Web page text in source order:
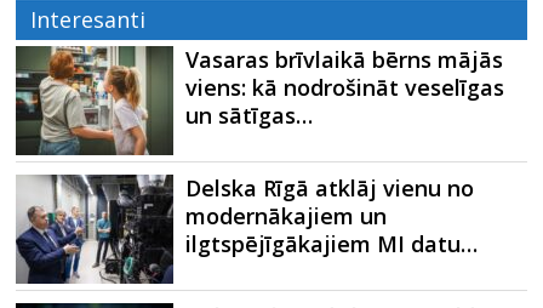
Interesanti
Vasaras brīvlaikā bērns mājās
viens: kā nodrošināt veselīgas
un sātīgas…
Delska Rīgā atklāj vienu no
modernākajiem un
ilgtspējīgākajiem MI datu…